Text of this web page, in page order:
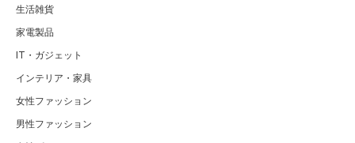
生活雑貨
家電製品
IT・ガジェット
インテリア・家具
女性ファッション
男性ファッション